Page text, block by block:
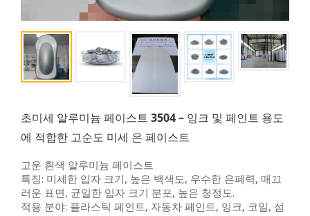
초미세 알루미늄 페이스트 3504 – 잉크 및 페인트 용도
에 적합한 고순도 미세 은 페이스트
고운 흰색 알루미늄 페이스트
특징: 미세한 입자 크기, 높은 백색도, 우수한 은폐력, 매끄
러운 표면, 균일한 입자 크기 분포, 높은 청정도.
적용 분야: 플라스틱 페인트, 자동차 페인트, 잉크, 코일, 섬